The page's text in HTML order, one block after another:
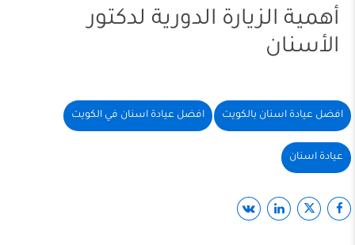
أهمية الزيارة الدورية لدكتور
الأسنان
افضل عيادة اسنان بالكويت افضل عيادة اسنان في الكويت
عيادة اسنان